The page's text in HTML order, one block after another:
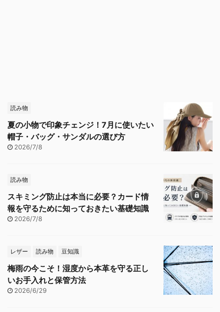
読み物
夏の小物で印象チェンジ！7月に使いたい
帽子・バッグ・サンダルの選び方
2026/7/8
読み物
スキミング防止は本当に必要？カード情
報を守るために知っておきたい基礎知識
2026/7/8
レザー 読み物 豆知識
梅雨の今こそ！湿度から本革を守る正し
いお手入れと保管方法
2026/6/29